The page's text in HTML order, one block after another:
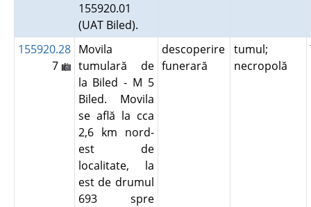
155920.01
(UAT Biled).
155920.28
7
Movila
tumulară de
la Biled - M 5
Biled. Movila
se află la cca
2,6 km nord-
est de
localitate, la
est de drumul
693 spre
descoperire
funerară
tumul;
necropolă